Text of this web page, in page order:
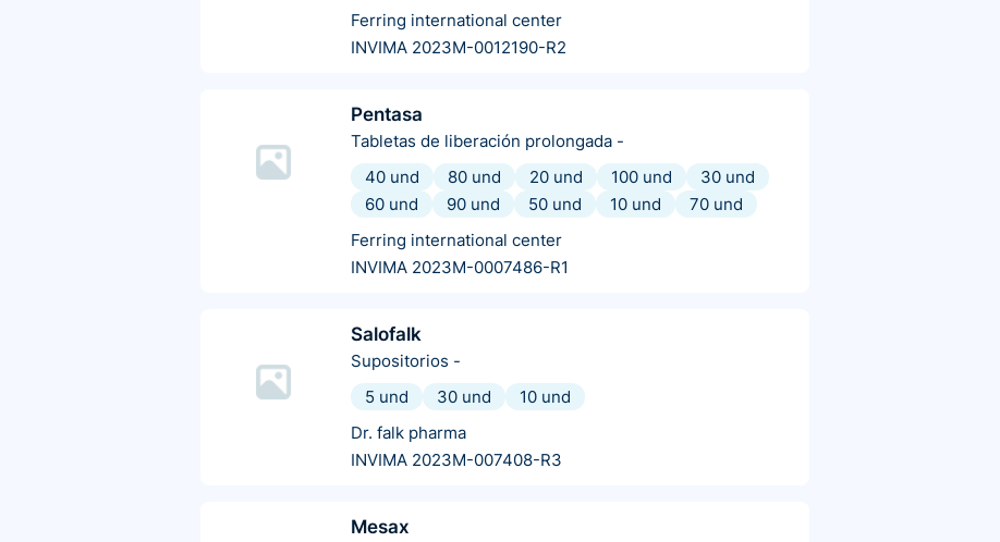
Ferring international center
INVIMA 2023M-0012190-R2
Pentasa
Tabletas de liberación prolongada -
40 und
80 und 20 und 100 und
30 und
60 und
90 und 50 und 10 und
70 und
Ferring international center
INVIMA 2023M-0007486-R1
Salofalk
Supositorios -
5 und
30 und
10 und
Dr. falk pharma
INVIMA 2023M-007408-R3
Mesax